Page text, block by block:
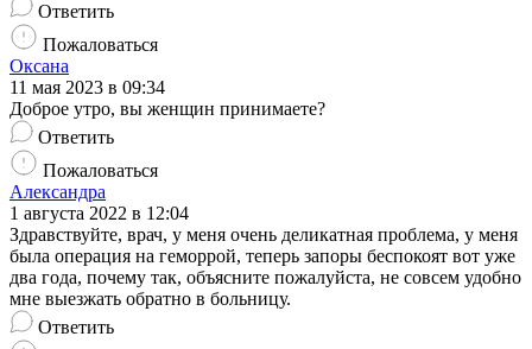
Ответить
Пожаловаться
Оксана
11 мая 2023 в 09:34
Доброе утро, вы женщин принимаете?
Ответить
Пожаловаться
Александра
1 августа 2022 в 12:04
Здравствуйте, врач, у меня очень деликатная проблема, у меня
была операция на геморрой, теперь запоры беспокоят вот уже
два года, почему так, объясните пожалуйста, не совсем удобно
мне выезжать обратно в больницу.
Ответить